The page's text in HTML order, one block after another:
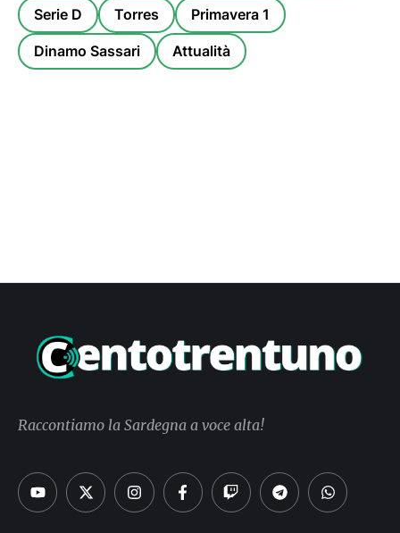
Serie D Torres Primavera 1
Dinamo Sassari Attualità
Raccontiamo la Sardegna a voce alta!